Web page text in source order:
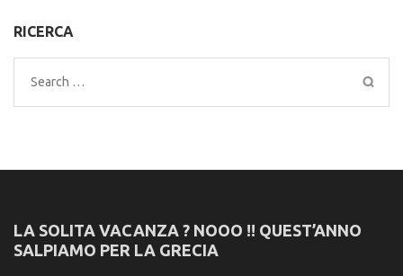
RICERCA
Search
for:
LA SOLITA VACANZA ? NOOO !! QUEST’ANNO
SALPIAMO PER LA GRECIA